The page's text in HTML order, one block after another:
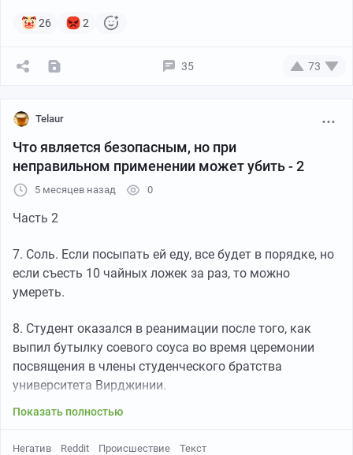
26 2
35 73
Telaur
Что является безопасным, но при
неправильном применении может убить - 2
5 месяцев назад 0
Часть 2
7. Соль. Если посыпать ей еду, все будет в порядке, но
если съесть 10 чайных ложек за раз, то можно
умереть.
8. Студент оказался в реанимации после того, как
выпил бутылку соевого соуса во время церемонии
посвящения в члены студенческого братства
университета Вирджинии.
Показать полностью
Негатив Reddit Происшествие Текст